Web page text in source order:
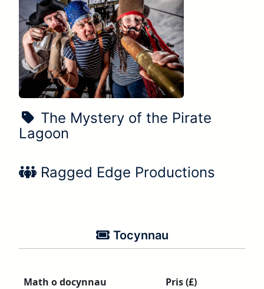
Enw'r sioe:
The Mystery of the Pirate
Lagoon
Enw’r perfformiwr:
Ragged Edge Productions
Tocynnau
Math o docynnau
Pris (£)